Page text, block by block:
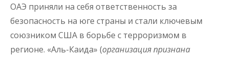
ОАЭ приняли на себя ответственность за
безопасность на юге страны и стали ключевым
союзником США в борьбе с терроризмом в
регионе. «Аль-Каида» (организация признана